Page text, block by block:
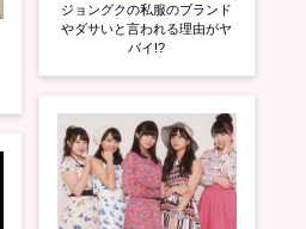
ジョングクの私服のブランド
やダサいと言われる理由がヤ
バイ!?